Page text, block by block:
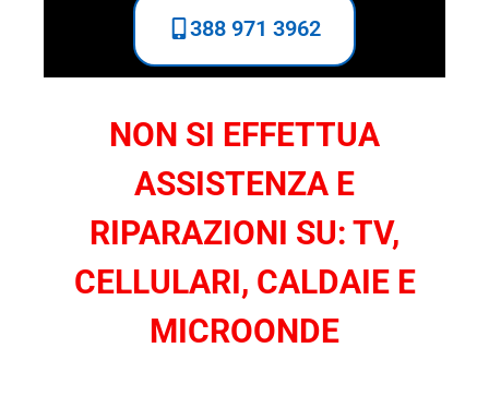
388 971 3962
NON SI EFFETTUA
ASSISTENZA E
RIPARAZIONI SU: TV,
CELLULARI, CALDAIE E
MICROONDE